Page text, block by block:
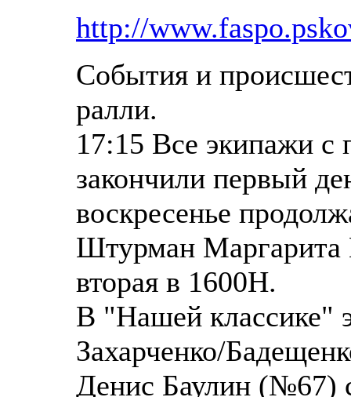
http://
События и
ралли.
17:15 Все экипажи с
закончили первый
воскресенье
Штурман Маргарита
вторая в 1600Н.
В "Нашей классике"
Захарченко/
Денис Баулин (№67)